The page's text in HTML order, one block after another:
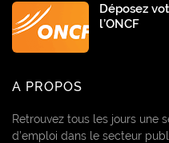
Déposez
l’ONCF
A PROPOS
Retrouvez tous les jours une
d’emploi dans le secteur